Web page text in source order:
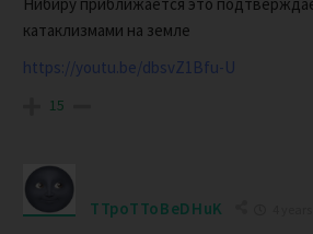
катаклизмами на земле
https://youtu.be/dbsvZ1Bfu-U
15
TTpoTToBeDHuK